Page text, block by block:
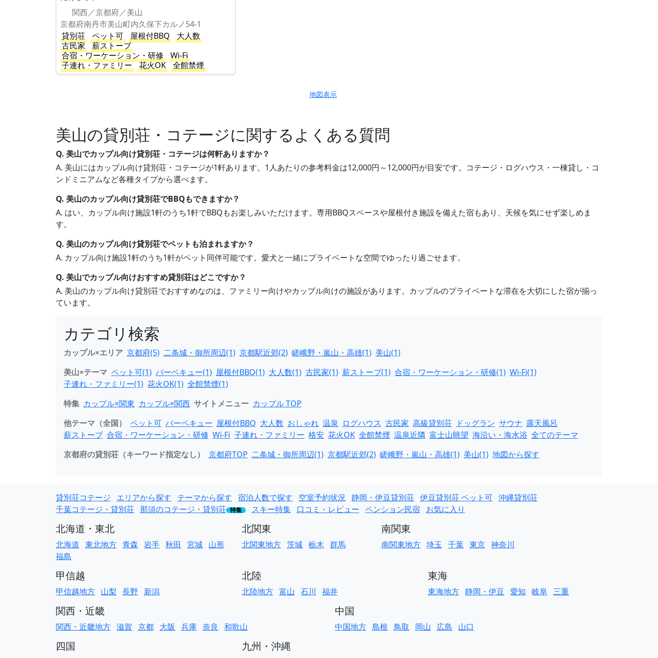
関西／京都府／美山
京都府南丹市美山町内久保下カルノ54-1
貸別荘
ペット可 屋根付BBQ
大人数
古民家
薪ストーブ
合宿・ワーケーション・研修
Wi-Fi
子連れ・ファミリー
花火OK 全館禁煙
地図表示
美山の貸別荘・コテージに関するよくある質問
Q. 美山でカップル向け貸別荘・コテージは何軒ありますか？
A. 美山にはカップル向け貸別荘・コテージが1軒あります。1人あたりの参考料金は12,000円～12,000円が目安です。コテージ・ログハウス・一棟貸し・コ
ンドミニアムなど各種タイプから選べます。
Q. 美山のカップル向け貸別荘でBBQもできますか？
A. はい、カップル向け施設1軒のうち1軒でBBQもお楽しみいただけます。専用BBQスペースや屋根付き施設を備えた宿もあり、天候を気にせず楽しめま
す。
Q. 美山のカップル向け貸別荘でペットも泊まれますか？
A. カップル向け施設1軒のうち1軒がペット同伴可能です。愛犬と一緒にプライベートな空間でゆったり過ごせます。
Q. 美山でカップル向けおすすめ貸別荘はどこですか？
A. 美山のカップル向け貸別荘でおすすめなのは、ファミリー向けやカップル向けの施設があります。カップルのプライベートな滞在を大切にした宿が揃っ
ています。
カテゴリ検索
カップル×エリア 京都府(5) 二条城・御所周辺(1) 京都駅近郊(2) 嵯峨野・嵐山・高雄(1) 美山(1)
美山×テーマ ペット可(1) バーベキュー(1) 屋根付BBQ(1) 大人数(1) 古民家(1) 薪ストーブ(1) 合宿・ワーケーション・研修(1) Wi-Fi(1)
子連れ・ファミリー(1) 花火OK(1) 全館禁煙(1)
特集 カップル×関東 カップル×関西 サイトメニュー カップル TOP
他テーマ（全国）
ペット可 バーベキュー 屋根付BBQ 大人数 おしゃれ 温泉 ログハウス 古民家 高級貸別荘 ドッグラン サウナ 露天風呂
薪ストーブ 合宿・ワーケーション・研修 Wi-Fi 子連れ・ファミリー 格安 花火OK 全館禁煙 温泉近隣 富士山眺望 海沿い・海水浴 全てのテーマ
京都府の貸別荘（キーワード指定なし）
京都府TOP 二条城・御所周辺(1) 京都駅近郊(2) 嵯峨野・嵐山・高雄(1) 美山(1) 地図から探す
貸別荘コテージ エリアから探す テーマから探す 宿泊人数で探す 空室予約状況 静岡・伊豆貸別荘 伊豆貸別荘 ペット可 沖縄貸別荘
千葉コテージ・貸別荘 那須のコテージ・貸別荘 特集 スキー特集 口コミ・レビュー ペンション民宿 お気に入り
北海道・東北
北海道 東北地方 青森 岩手 秋田 宮城 山形
福島
北関東
北関東地方 茨城 栃木 群馬
南関東
南関東地方 埼玉 千葉 東京 神奈川
甲信越
甲信越地方 山梨 長野 新潟
北陸
北陸地方 富山 石川 福井
東海
東海地方 静岡・伊豆 愛知 岐阜 三重
関西・近畿
関西・近畿地方 滋賀 京都 大阪 兵庫 奈良 和歌山
中国
中国地方 島根 鳥取 岡山 広島 山口
四国 九州・沖縄